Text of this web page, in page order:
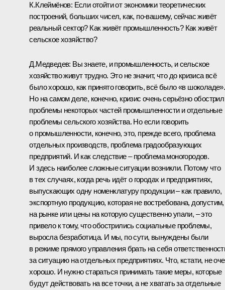
К.Клеймёнов: Если отойти от экономики теоретических
построений, больших чисел, как, по‑вашему, сейчас живёт
реальный сектор? Как живёт промышленность? Как живёт
сельское хозяйство?
Д.Медведев: Вы знаете, и промышленность, и сельское
хозяйство живут трудно. Это не значит, что до кризиса всё
было хорошо, как принято говорить, всё было «в шоколаде».
Но на самом деле, конечно, кризис очень серьёзно обострил
проблемы некоторых частей промышленности и отдельные
проблемы сельского хозяйства. Но если говорить
о промышленности, конечно, это, прежде всего, проблема
отдельных производств, проблема градообразующих
предприятий. И как следствие – проблема моногородов.
И здесь наиболее сложные ситуации возникли. Потому что
в тех случаях, когда речь идёт о городах и предприятиях,
выпускающих одну номенклатуру продукции – как правило,
экспортную продукцию, которая не востребована, допустим,
на рынке или цены на которую существенно упали, – это
привело к тому, что обострились социальные проблемы,
выросла безработица. И мы, по сути, вынуждены были
в режиме прямого управления брать на себя
за ситуацию на отдельных предприятиях. Что, кстати, не
хорошо. И нужно стараться принимать такие меры, которые
будут действовать на все точки, а не хватать за отдельные